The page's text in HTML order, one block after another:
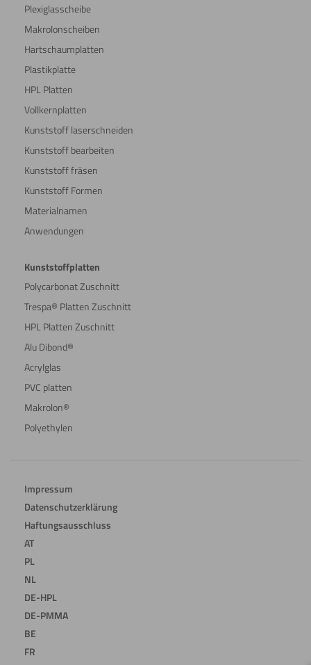
Plexiglasscheibe
Makrolonscheiben
Hartschaumplatten
Plastikplatte
HPL Platten
Vollkernplatten
Kunststoff laserschneiden
Kunststoff bearbeiten
Kunststoff fräsen
Kunststoff Formen
Materialnamen
Anwendungen
Kunststoffplatten
Polycarbonat Zuschnitt
Trespa® Platten Zuschnitt
HPL Platten Zuschnitt
Alu Dibond®
Acrylglas
PVC platten
Makrolon®
Polyethylen
Impressum
Datenschutzerklärung
Haftungsausschluss
AT
PL
NL
DE-HPL
DE-PMMA
BE
FR